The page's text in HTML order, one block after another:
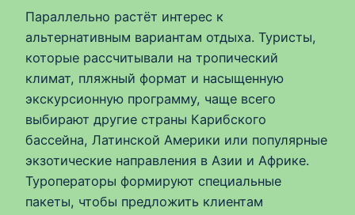
Параллельно растёт интерес к
альтернативным вариантам отдыха. Туристы,
которые рассчитывали на тропический
климат, пляжный формат и насыщенную
экскурсионную программу, чаще всего
выбирают другие страны Карибского
бассейна, Латинской Америки или популярные
экзотические направления в Азии и Африке.
Туроператоры формируют специальные
пакеты, чтобы предложить клиентам